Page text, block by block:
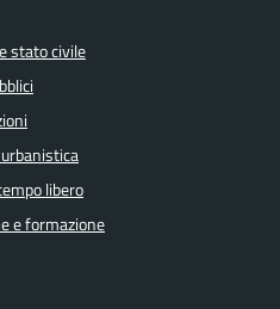
stato civile
libero
e formazione